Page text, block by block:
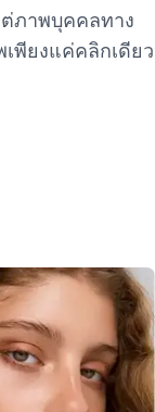
ภาพบุคคลทาง
พียงแค่คลิกเดียว